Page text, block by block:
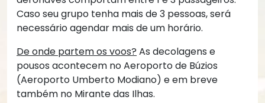
Caso seu grupo tenha mais de 3 pessoas, será
necessário agendar mais de um horário.
De onde partem os voos? As decolagens e
pousos acontecem no Aeroporto de Búzios
(Aeroporto Umberto Modiano) e em breve
também no Mirante das Ilhas.